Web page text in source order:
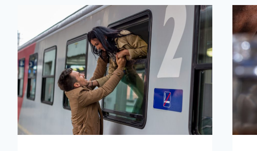
LE
DIT
PAS
:
QUE
FAIRE
POUR
CHANGER
CELA
?